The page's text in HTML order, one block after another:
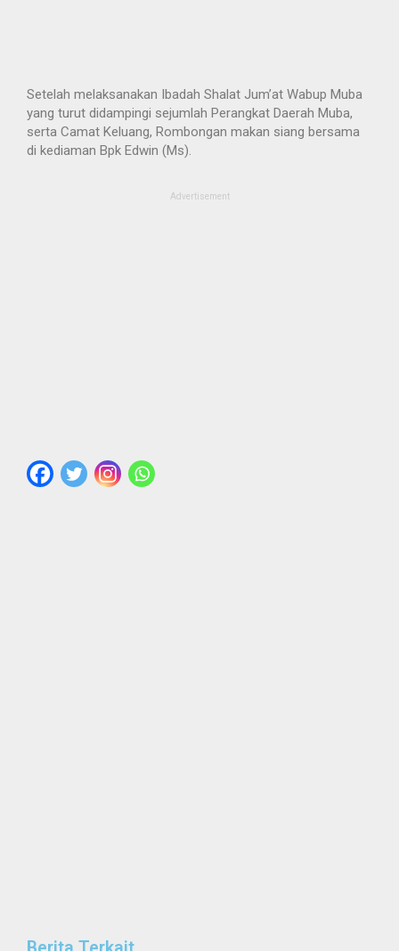
Setelah melaksanakan Ibadah Shalat Jum’at Wabup Muba
yang turut didampingi sejumlah Perangkat Daerah Muba,
serta Camat Keluang, Rombongan makan siang bersama
di kediaman Bpk Edwin (Ms).
Advertisement